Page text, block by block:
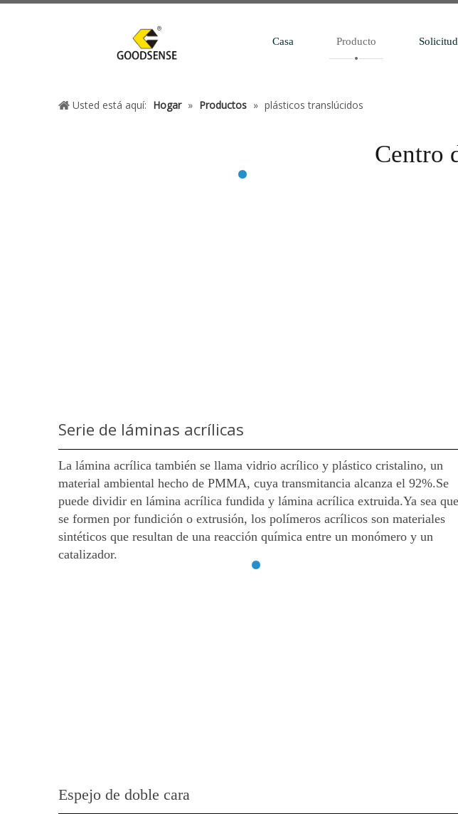
Casa Producto Solicitud
Usted está aquí: Hogar » Productos » plásticos translúcidos
Centro
Serie de láminas acrílicas
La lámina acrílica también se llama vidrio acrílico y plástico cristalino, un
material ambiental hecho de PMMA, cuya transmitancia alcanza el 92%.Se
puede dividir en lámina acrílica fundida y lámina acrílica extruida.Ya sea que
se formen por fundición o extrusión, los polímeros acrílicos son materiales
sintéticos que resultan de una reacción química entre un monómero y un
catalizador.
Espejo de doble cara